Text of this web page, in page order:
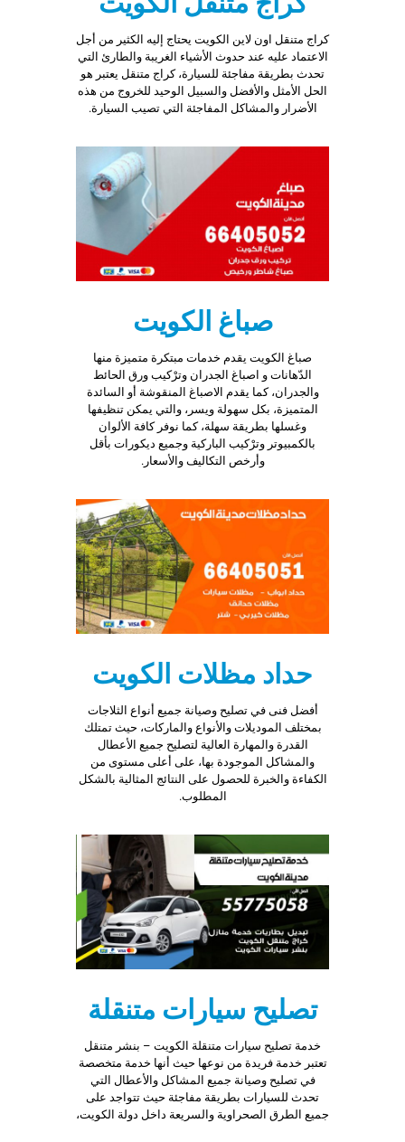
كراج متنقل اون لاين الكويت يحتاج إليه الكثير من أجل
الاعتماد عليه عند حدوث الأشياء الغريبة والطارئ التي
تحدث بطريقة مفاجئة للسيارة، كراج متنقل يعتبر هو
الحل الأمثل والأفضل والسبيل الوحيد للخروج من هذه
الأضرار والمشاكل المفاجئة التي تصيب السيارة.
صباغ الكويت
صباغ الكويت يقدم خدمات مبتكرة متميزة منها
الدّهانات و اصباغ الجدران وترْكيب ورق الحائط
والجدران، كما يقدم الاصباغ المنقوشة أو السائدة
المتميزة، بكل سهولة ويسر، والتي يمكن تنظيفها
وغسلها بطريقة سهلة، كما نوفر كافة الألوان
بالكمبيوتر وترْكيب الباركية وجميع ديكورات بأقل
وأرخص التكاليف والأسعار.
حداد مظلات الكويت
أفضل فنى في تصليح وصيانة جميع أنواع الثلاجات
بمختلف الموديلات والأنواع والماركات، حيث تمتلك
القدرة والمهارة العالية لتصليح جميع الأعطال
والمشاكل الموجودة بها، على أعلى مستوى من
الكفاءة والخبرة للحصول على النتائج المثالية بالشكل
المطلوب.
تصليح سيارات متنقلة
خدمة تصليح سيارات متنقلة الكويت – بنشر متنقل
تعتبر خدمة فريدة من نوعها حيث أنها خدمة متخصصة
في تصليح وصيانة جميع المشاكل والأعطال التي
تحدث للسيارات بطريقة مفاجئة حيث تتواجد على
جميع الطرق الصحراوية والسريعة داخل دولة الكويت،